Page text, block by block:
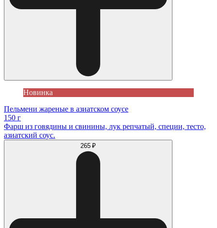
Новинка
Пельмени жареные в азиатском соусе
150 г
Фарш из говядины и свинины, лук репчатый, специи, тесто,
азиатский соус.
265 ₽